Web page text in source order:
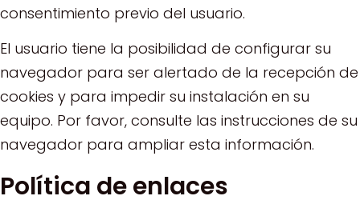
consentimiento previo del usuario.
El usuario tiene la posibilidad de configurar su
navegador para ser alertado de la recepción de
cookies y para impedir su instalación en su
equipo. Por favor, consulte las instrucciones de su
navegador para ampliar esta información.
Política de enlaces